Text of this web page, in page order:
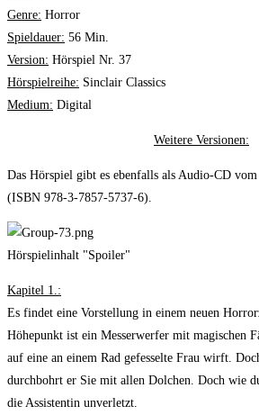
Genre: Horror
Spieldauer: 56 Min.
Version: Hörspiel Nr. 37
Hörspielreihe: Sinclair Classics
Medium: Digital
Weitere Versionen:
Das Hörspiel gibt es ebenfalls als Audio-CD
(ISBN 978-3-7857-5737-6).
Hörspielinhalt "Spoiler"
Kapitel 1.:
Es findet eine Vorstellung in einem neuen
Höhepunkt ist ein Messerwerfer mit magischen
auf eine an einem Rad gefesselte Frau wirft.
durchbohrt er Sie mit allen Dolchen. Doch wie
die Assistentin unverletzt.